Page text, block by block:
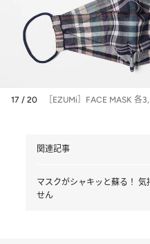
17 / 20 ［EZUMi］FACE MASK 各
関連記事
マスクがシャキッと蘇る！
せん